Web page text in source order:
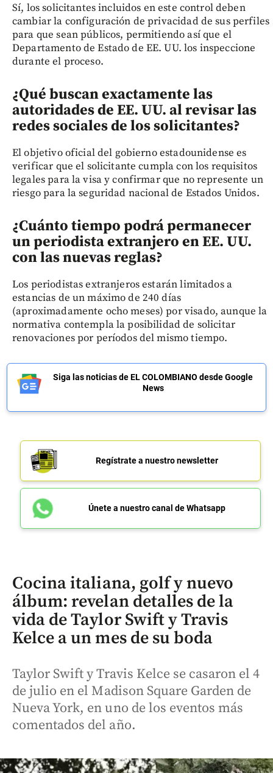
Sí, los solicitantes incluidos en este control deben
cambiar la configuración de privacidad de sus perfiles
para que sean públicos, permitiendo así que el
Departamento de Estado de EE. UU. los inspeccione
durante el proceso.
¿Qué buscan exactamente las
autoridades de EE. UU. al revisar las
redes sociales de los solicitantes?
El objetivo oficial del gobierno estadounidense es
verificar que el solicitante cumpla con los requisitos
legales para la visa y confirmar que no represente un
riesgo para la seguridad nacional de Estados Unidos.
¿Cuánto tiempo podrá permanecer
un periodista extranjero en EE. UU.
con las nuevas reglas?
Los periodistas extranjeros estarán limitados a
estancias de un máximo de 240 días
(aproximadamente ocho meses) por visado, aunque la
normativa contempla la posibilidad de solicitar
renovaciones por períodos del mismo tiempo.
Siga las noticias de EL COLOMBIANO desde Google
News
Regístrate a nuestro newsletter
Únete a nuestro canal de Whatsapp
Cocina italiana, golf y nuevo
álbum: revelan detalles de la
vida de Taylor Swift y Travis
Kelce a un mes de su boda
Taylor Swift y Travis Kelce se casaron el 4
de julio en el Madison Square Garden de
Nueva York, en uno de los eventos más
comentados del año.